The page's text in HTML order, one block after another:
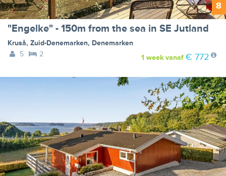
8
"Engelke" - 150m from the sea in SE Jutland
Kruså, Zuid-Denemarken, Denemarken
5
2 1 weekvanaf € 772